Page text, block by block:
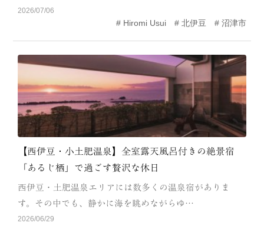
花
池・滝・川 山・公園・棚田
観光施設
動物と触れ合える場所 カフェ・スイーツ
神社仏閣 食
洞窟・島
ABOUT
2026/07/06
Hiromi Usui 北伊豆 沼津市
【西伊豆・小土肥温泉】全室露天風呂付きの絶景宿
「あるじ栖」で過ごす贅沢な休日
西伊豆・土肥温泉エリアには数多くの温泉宿がありま
す。その中でも、静かに海を眺めながらゆ…
2026/06/29